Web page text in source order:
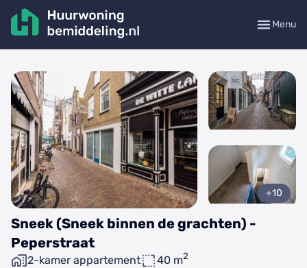
Menu
Sneek (Sneek binnen de grachten) -
Peperstraat
2-kamer appartement 40 m2
+10